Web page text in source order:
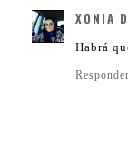
XONIA
Habrá
Responder